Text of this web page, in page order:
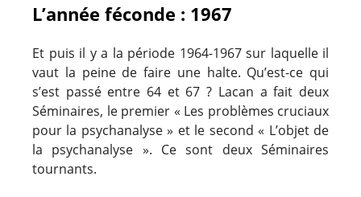
L’année féconde : 1967
Et puis il y a la période 1964-1967 sur laquelle il
vaut la peine de faire une halte. Qu’est-ce qui
s’est passé entre 64 et 67 ? Lacan a fait deux
Séminaires, le premier « Les problèmes cruciaux
pour la psychanalyse » et le second « L’objet de
la psychanalyse ». Ce sont deux Séminaires
tournants.